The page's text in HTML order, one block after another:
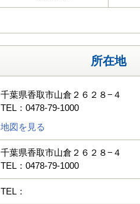
所在地
千葉県香取市山倉２６２８−４
TEL：0478-79-1000
地図を見る
千葉県香取市山倉２６２８−４
TEL：0478-79-1000
TEL：